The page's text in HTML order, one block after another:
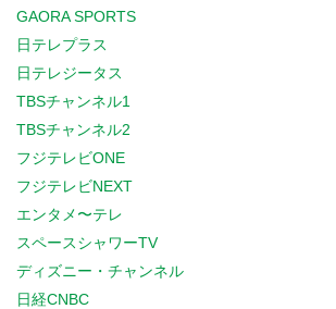
GAORA SPORTS
日テレプラス
日テレジータス
TBSチャンネル1
TBSチャンネル2
フジテレビONE
フジテレビNEXT
エンタメ〜テレ
スペースシャワーTV
ディズニー・チャンネル
日経CNBC